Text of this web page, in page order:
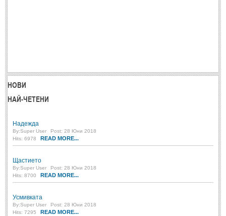
Забавно
Отражения
Непоискани съвети
НОВИ
НАЙ-ЧЕТЕНИ
Надежда
By:Super User
Post: 28 Юни 2018
Hits: 6978
READ MORE...
Щастието
By:Super User
Post: 28 Юни 2018
Hits: 8700
READ MORE...
Усмивката
By:Super User
Post: 28 Юни 2018
Hits: 7295
READ MORE...